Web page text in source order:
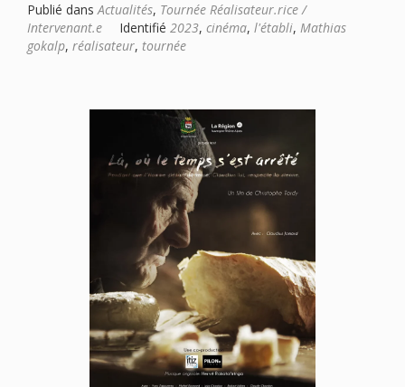
Publié dansActualités, Tournée Réalisateur.rice /
Intervenant.e
Identifié 2023, cinéma, l'établi, Mathias
gokalp, réalisateur, tournée